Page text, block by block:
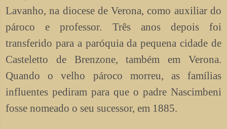
Lavanho, na diocese de Verona, como auxiliar do
pároco e professor. Três anos depois foi
transferido para a paróquia da pequena cidade de
Casteletto de Brenzone, também em Verona.
Quando o velho pároco morreu, as famílias
influentes pediram para que o padre Nascimbeni
fosse nomeado o seu sucessor, em 1885.